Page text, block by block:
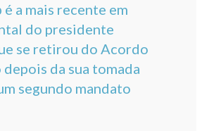
a mais recente em
do presidente
se retirou do Acordo
da sua tomada
segundo mandato